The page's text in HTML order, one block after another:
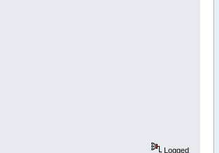
Logged